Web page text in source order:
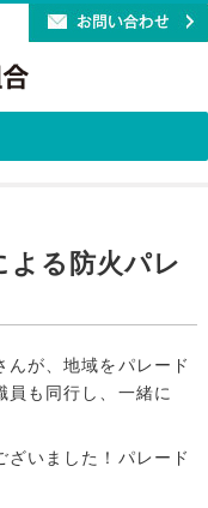
る防火パレ
が、地域をパレード
員も同行し、一緒に
ざいました！パレード